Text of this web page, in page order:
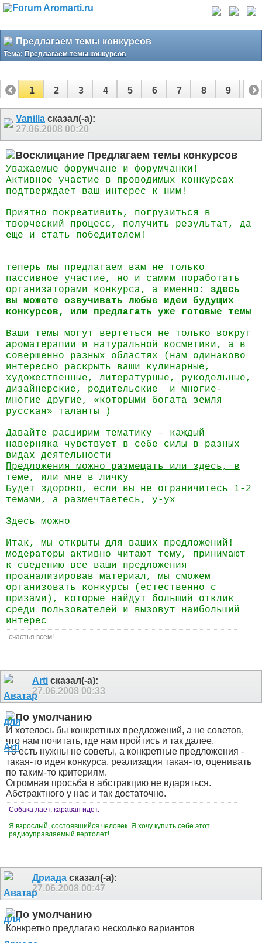
Предлагаем темы конкурсов
Тема: Предлагаем темы конкурсов
1 2 3 4 5 6 7 8 9 10
11
Vanilla сказал(-а):
27.06.2008 00:20
Предлагаем темы конкурсов
Уважаемые форумчане и форумчанки!
Активное участие в проводимых конкурсах
подтверждает ваш интерес к ним!
Приятно покреативить, погрузиться в
творческий процесс, получить результат, да
еще и стать победителем!
теперь мы предлагаем вам не только
пассивное участие, но и самим поработать
организаторами конкурса, а именно: здесь
вы можете озвучивать любые идеи будущих
конкурсов, или предлагать уже готовые темы
Ваши темы могут вертеться не только вокруг
ароматерапии и натуральной косметики, а в
совершенно разных областях (нам одинаково
интересно раскрыть ваши кулинарные,
художественные, литературные, рукодельные,
дизайнерские, родительские
и многие-
многие другие, «которыми богата земля
русская» таланты )
Давайте расширим тематику – каждый
наверняка чувствует в себе силы в разных
видах деятельности
Предложения можно размещать или здесь, в
теме, или мне в личку
Будет здорово, если вы не ограничитесь 1-2
темами, а размечтаетесь, у-ух
Здесь можно
Итак, мы открыты для ваших предложений!
модераторы активно читают тему, принимают
к сведению все ваши предложения
проанализировав материал, мы сможем
организовать конкурсы (естественно с
призами), которые найдут больший отклик
среди пользователей и вызовут наибольший
интерес
счастья всем!
Arti сказал(-а):
27.06.2008 00:33
И хотелось бы конкретных предложений, а не советов,
что нам почитать, где нам пройтись и так далее.
То есть нужны не советы, а конкретные предложения -
такая-то идея конкурса, реализация такая-то, оценивать
по таким-то критериям.
Огромная просьба в абстракцию не вдаряться.
Абстрактного у нас и так достаточно.
Собака лает, караван идет.
Я взрослый, состоявшийся человек. Я хочу купить себе этот
радиоуправляемый вертолет!
Дриада сказал(-а):
27.06.2008 00:47
Конкретно предлагаю несколько вариантов